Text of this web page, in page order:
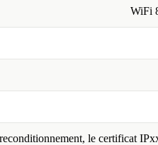
WiFi
le certificat